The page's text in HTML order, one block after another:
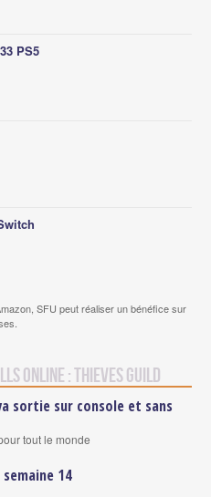
PS5
SFU peut réaliser un bénéfice sur
Online : Thieves Guild
sortie sur console et sans
tout le monde
14